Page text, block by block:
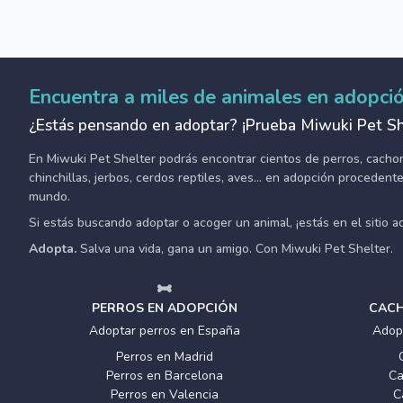
Encuentra a miles de animales en
¿Estás pensando en adoptar? ¡Prueba Miwuki Pet
En Miwuki Pet Shelter podrás encontrar cientos de perros,
chinchillas, jerbos, cerdos reptiles, aves... en adopción
mundo.
Si estás buscando adoptar o acoger un animal, ¡estás en el sitio
Adopta. Salva una vida, gana un amigo. Con Miwuki Pet Shelter.
PERROS EN ADOPCIÓN
Adoptar perros en España
Perros en Madrid
Perros en Barcelona
Perros en Valencia